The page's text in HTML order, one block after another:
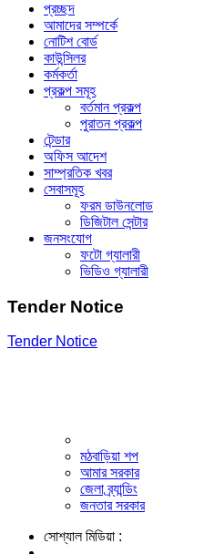
প্রচ্ছদ
আমাদের সম্পর্কে
নোটিশ বোর্ড
কাউন্সিলর
কর্মকর্তা
প্রকল্প সমূহ
বর্তমান প্রকল্প
পুরাতন প্রকল্প
টেন্ডার
অফিস আদেশ
সাম্প্রতিক খবর
সেবাসমূহ
ফরম ডাউনলোড
ডিজিটাল সেন্টার
জনসংযোগ
ফটো গ্যালারী
ভিডিও গ্যালারী
Tender Notice
Tender Notice
মঠবাড়িয়া শপ
আমার সরকার
জেলা ব্র্যান্ডিং
জনতার সরকার
সোশ্যাল মিডিয়া :